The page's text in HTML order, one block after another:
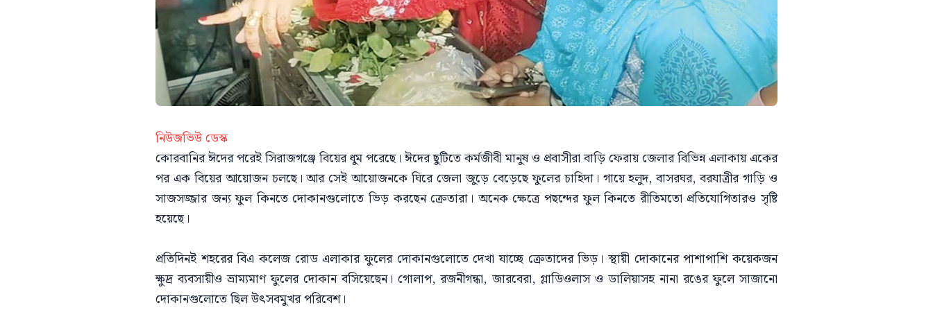
নিউজভিউ ডেস্ক
কোরবানির ঈদের পরেই সিরাজগঞ্জে বিয়ের ধুম পরেছে। ঈদের ছুটিতে কর্মজীবী মানুষ ও প্রবাসীরা বাড়ি ফেরায় জেলার বিভিন্ন এলাকায় একের
পর এক বিয়ের আয়োজন চলছে। আর সেই আয়োজনকে ঘিরে জেলা জুড়ে বেড়েছে ফুলের চাহিদা। গায়ে হলুদ, বাসরঘর, বরযাত্রীর গাড়ি ও
সাজসজ্জার জন্য ফুল কিনতে দোকানগুলোতে ভিড় করছেন ক্রেতারা। অনেক ক্ষেত্রে পছন্দের ফুল কিনতে রীতিমতো প্রতিযোগিতারও সৃষ্টি
হয়েছে।
প্রতিদিনই শহরের বিএ কলেজ রোড এলাকার ফুলের দোকানগুলোতে দেখা যাচ্ছে ক্রেতাদের ভিড়। স্থায়ী দোকানের পাশাপাশি কয়েকজন
ক্ষুদ্র ব্যবসায়ীও ভ্রাম্যমাণ ফুলের দোকান বসিয়েছেন। গোলাপ, রজনীগন্ধা, জারবেরা, গ্লাডিওলাস ও ডালিয়াসহ নানা রঙের ফুলে সাজানো
দোকানগুলোতে ছিল উৎসবমুখর পরিবেশ।